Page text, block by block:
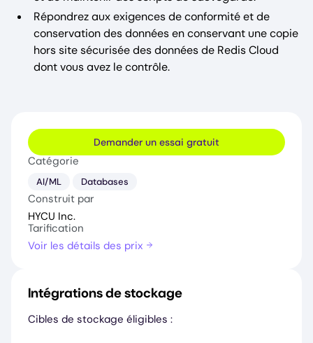
Répondrez aux exigences de conformité et de
conservation des données en conservant une copie
hors site sécurisée des données de Redis Cloud
dont vous avez le contrôle.
Demander un essai gratuit
Catégorie
AI/ML Databases
Construit par
HYCU Inc.
Tarification
Voir les détails des prix
Intégrations de stockage
Cibles de stockage éligibles :